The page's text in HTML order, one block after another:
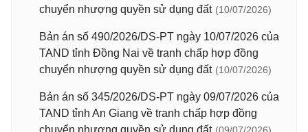
chuyển nhượng quyền sử dụng đất (10/07/2026)
Bản án số 490/2026/DS-PT ngày 10/07/2026 của
TAND tỉnh Đồng Nai về tranh chấp hợp đồng
chuyển nhượng quyền sử dụng đất (10/07/2026)
Bản án số 345/2026/DS-PT ngày 09/07/2026 của
TAND tỉnh An Giang về tranh chấp hợp đồng
chuyển nhượng quyền sử dụng đất